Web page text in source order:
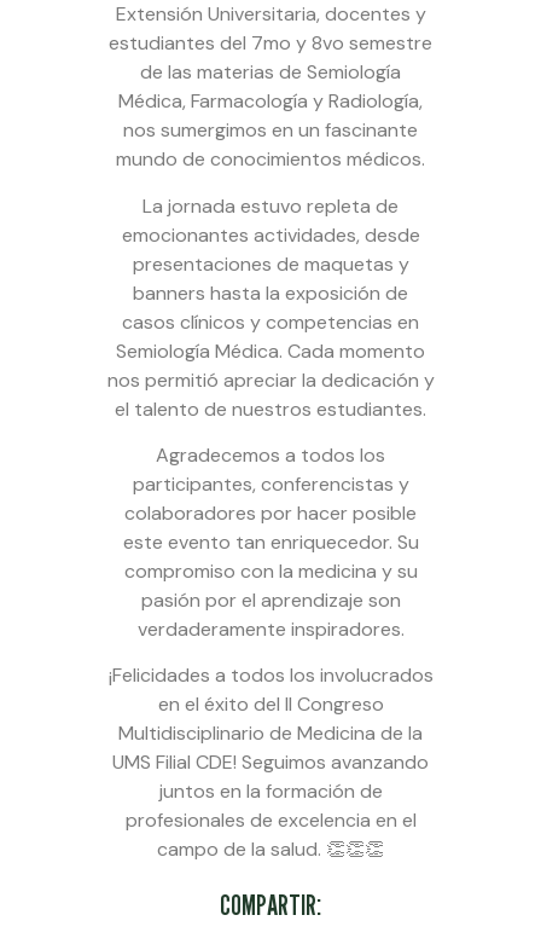
Extensión Universitaria, docentes y
estudiantes del 7mo y 8vo semestre
de las materias de Semiología
Médica, Farmacología y Radiología,
nos sumergimos en un fascinante
mundo de conocimientos médicos.
La jornada estuvo repleta de
emocionantes actividades, desde
presentaciones de maquetas y
banners hasta la exposición de
casos clínicos y competencias en
Semiología Médica. Cada momento
nos permitió apreciar la dedicación y
el talento de nuestros estudiantes.
Agradecemos a todos los
participantes, conferencistas y
colaboradores por hacer posible
este evento tan enriquecedor. Su
compromiso con la medicina y su
pasión por el aprendizaje son
verdaderamente inspiradores.
¡Felicidades a todos los involucrados
en el éxito del II Congreso
Multidisciplinario de Medicina de la
UMS Filial CDE! Seguimos avanzando
juntos en la formación de
profesionales de excelencia en el
campo de la salud. 👏👏👏
COMPARTIR: